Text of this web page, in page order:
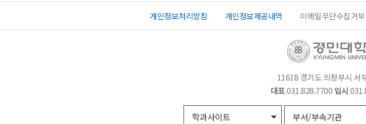
개인정보처리방침 개인정보제공내역 이메일무단수집거부
11618 경기도 의정부시 서
대표031.828.7700 입시
학과사이트 부서/부속기관